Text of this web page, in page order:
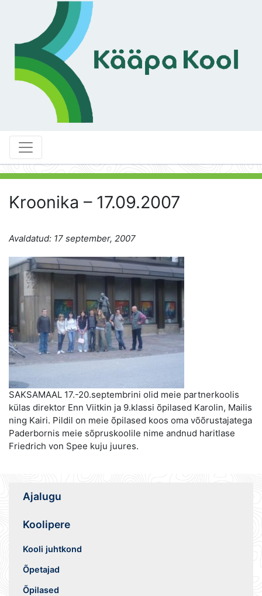
Kroonika – 17.09.2007
Avaldatud: 17 september, 2007
SAKSAMAAL 17.-20.septembrini olid meie partnerkoolis
külas direktor Enn Viitkin ja 9.klassi õpilased Karolin, Mailis
ning Kairi. Pildil on meie õpilased koos oma võõrustajatega
Paderbornis meie sõpruskoolile nime andnud haritlase
Friedrich von Spee kuju juures.
Ajalugu
Koolipere
Kooli juhtkond
Õpetajad
Õpilased